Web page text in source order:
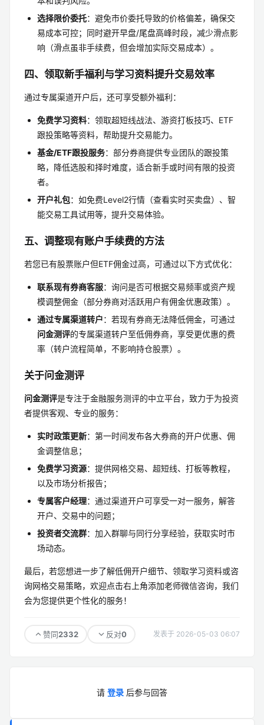
选择限价委托：避免市价委托导致的价格偏差，确保交
易成本可控；同时避开早盘/尾盘高峰时段，减少滑点影
响（滑点虽非手续费，但会增加实际交易成本）。
四、领取新手福利与学习资料提升交易效率
通过专属渠道开户后，还可享受额外福利：
免费学习资料：领取超短线战法、游资打板技巧、ETF
跟投策略等资料，帮助提升交易能力。
基金/ETF跟投服务：部分券商提供专业团队的跟投策
略，降低选股和择时难度，适合新手或时间有限的投资
者。
开户礼包：如免费Level2行情（查看实时买卖盘）、智
能交易工具试用等，提升交易体验。
五、调整现有账户手续费的方法
若您已有股票账户但ETF佣金过高，可通过以下方式优化：
联系现有券商客服：询问是否可根据交易频率或资产规
模调整佣金（部分券商对活跃用户有佣金优惠政策）。
通过专属渠道转户：若现有券商无法降低佣金，可通过
问金测评的专属渠道转户至低佣券商，享受更优惠的费
率（转户流程简单，不影响持仓股票）。
关于问金测评
问金测评是专注于金融服务测评的中立平台，致力于为投资
者提供客观、专业的服务：
实时政策更新：第一时间发布各大券商的开户优惠、佣
金调整信息；
免费学习资源：提供网格交易、超短线、打板等教程，
以及市场分析报告；
专属客户经理：通过渠道开户可享受一对一服务，解答
开户、交易中的问题；
投资者交流群：加入群聊与同行分享经验，获取实时市
场动态。
最后，若您想进一步了解低佣开户细节、领取学习资料或咨
询网格交易策略，欢迎点击右上角添加老师微信咨询，我们
会为您提供更个性化的服务！
赞同2332 反对0 发表于 2026-05-03 06:07
请 登录 后参与回答